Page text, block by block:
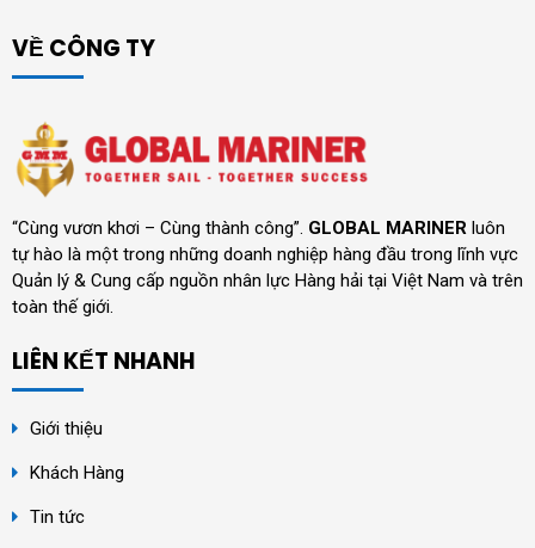
VỀ CÔNG TY
“Cùng vươn khơi – Cùng thành công”. GLOBAL MARINER luôn
tự hào là một trong những doanh nghiệp hàng đầu trong lĩnh vực
Quản lý & Cung cấp nguồn nhân lực Hàng hải tại Việt Nam và trên
toàn thế giới.
LIÊN KẾT NHANH
Giới thiệu
Khách Hàng
Tin tức